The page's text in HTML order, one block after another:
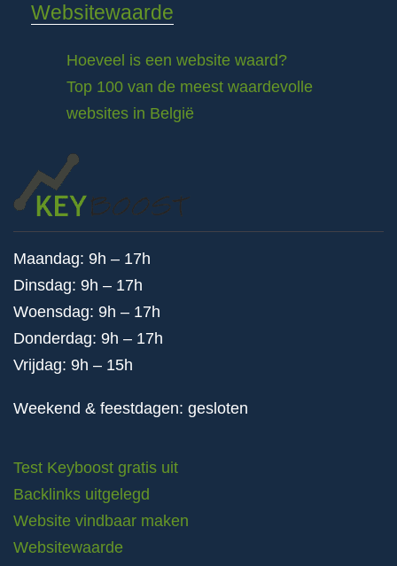
Websitewaarde
Hoeveel is een website waard?
Top 100 van de meest waardevolle
websites in België
Maandag: 9h – 17h
Dinsdag: 9h – 17h
Woensdag: 9h – 17h
Donderdag: 9h – 17h
Vrijdag: 9h – 15h
Weekend & feestdagen: gesloten
Test Keyboost gratis uit
Backlinks uitgelegd
Website vindbaar maken
Websitewaarde